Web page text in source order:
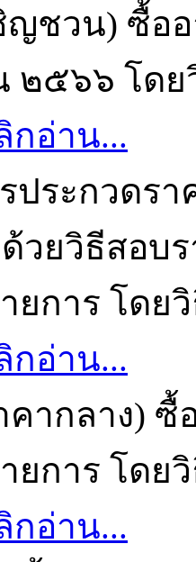
ญชวน) ซื้อ
๕๖๖ โดย
กอ่าน...
ประกวดรา
วยวิธีสอบ
ยการ โดย
กอ่าน...
คากลาง) ซื้
ยการ โดย
กอ่าน...